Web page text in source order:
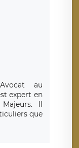
au
expert en
Il
que